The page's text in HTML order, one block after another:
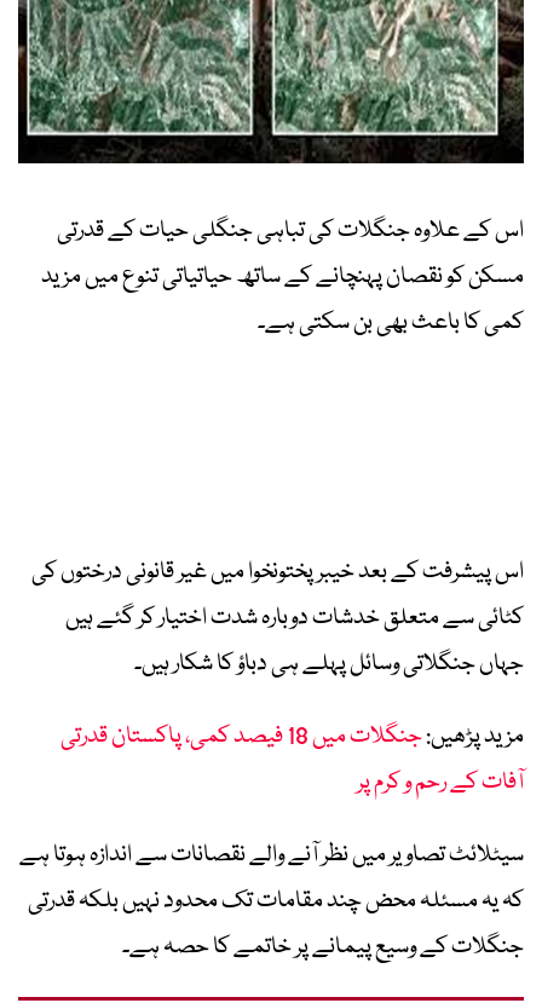
اس کے علاوہ جنگلات کی تباہی جنگلی حیات کے قدرتی
مسکن کو نقصان پہنچانے کے ساتھ حیاتیاتی تنوع میں مزید
کمی کا باعث بھی بن سکتی ہے۔
اس پیشرفت کے بعد خیبر پختونخوا میں غیر قانونی درختوں کی
کٹائی سے متعلق خدشات دوبارہ شدت اختیار کر گئے ہیں
جہاں جنگلاتی وسائل پہلے ہی دباؤ کا شکار ہیں۔
مزید پڑھیں:
جنگلات میں 18 فیصد کمی، پاکستان قدرتی
آفات کے رحم و کرم پر
سیٹلائٹ تصاویر میں نظر آنے والے نقصانات سے اندازہ ہوتا ہے
کہ یہ مسئلہ محض چند مقامات تک محدود نہیں بلکہ قدرتی
جنگلات کے وسیع پیمانے پر خاتمے کا حصہ ہے۔